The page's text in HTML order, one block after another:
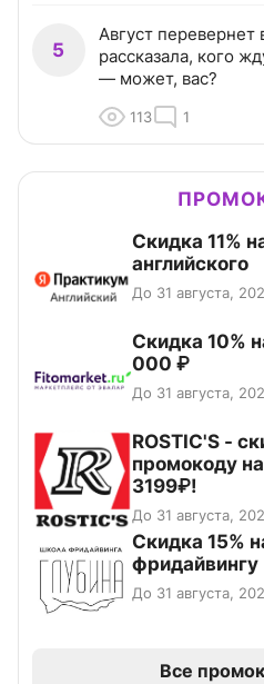
5
Август перевернет
рассказала, кого
— может, вас?
113 1
Скидка 11%
английского
До 31 августа,
Скидка 10%
000 ₽
До 31 августа,
ROSTIC'S -
промокоду
3199₽!
До 31 августа,
Скидка 15%
фридайвингу
До 31 августа,
Все